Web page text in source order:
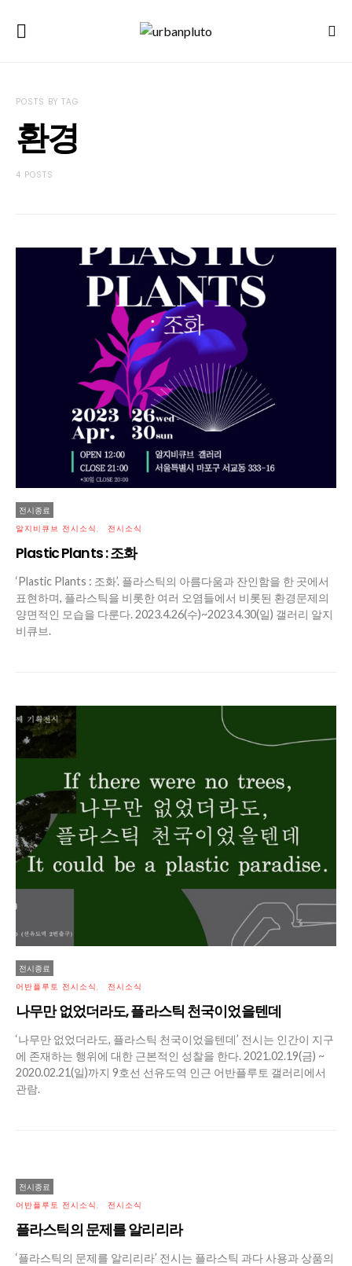
POSTS BY TAG
환경
4 POSTS
전시종료
알지비큐브 전시소식 전시소식
Plastic Plants : 조화
‘Plastic Plants : 조화’. 플라스틱의 아름다움과 잔인함을 한 곳에서
표현하며, 플라스틱을 비롯한 여러 오염들에서 비롯된 환경문제의
양면적인 모습을 다룬다. 2023.4.26(수)~2023.4.30(일) 갤러리 알지
비큐브.
전시종료
어반플루토 전시소식 전시소식
나무만 없었더라도, 플라스틱 천국이었을텐데
‘나무만 없었더라도, 플라스틱 천국이었을텐데’ 전시는 인간이 지구
에 존재하는 행위에 대한 근본적인 성찰을 한다. 2021.02.19(금) ~
2020.02.21(일)까지 9호선 선유도역 인근 어반플루토 갤러리에서
관람.
전시종료
어반플루토 전시소식 전시소식
플라스틱의 문제를 알리리라
‘플라스틱의 문제를 알리리라’ 전시는 플라스틱 과다 사용과 상품의